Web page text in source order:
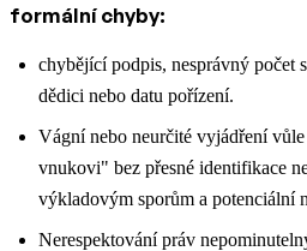
formální chyby:
chybějící podpis, nesprávný počet
dědici nebo datu pořízení.
Vágní nebo neurčité vyjádření
vnukovi" bez přesné identifikace
výkladovým sporům a potenciální
Nerespektování práv